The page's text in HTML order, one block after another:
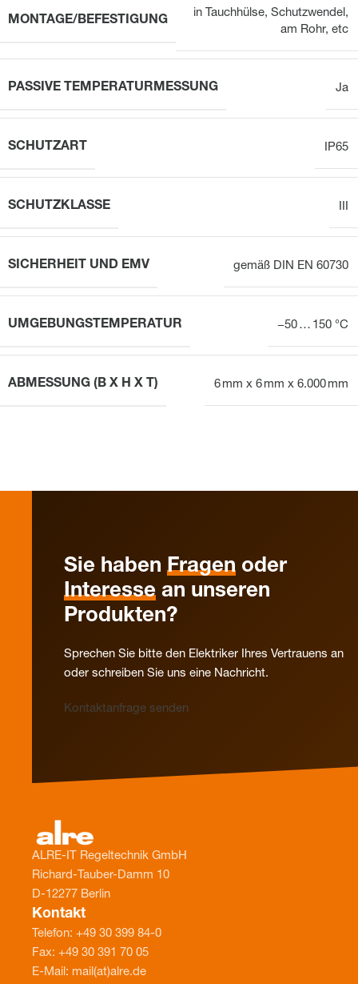
MONTAGE/BEFESTIGUNG
in Tauchhülse, Schutzwendel,
am Rohr, etc
PASSIVE TEMPERATURMESSUNG Ja
SCHUTZART IP65
SCHUTZKLASSE
SICHERHEIT UND EMV gemäß DIN EN 60730
UMGEBUNGSTEMPERATUR −50 … 150 °C
ABMESSUNG (B X H X T) 6 mm x 6 mm x 6.000 mm
Sie haben Fragen oder
Interesse an unseren
Produkten?
Sprechen Sie bitte den Elektriker Ihres Vertrauens an
oder schreiben Sie uns eine Nachricht.
Kontaktanfrage senden
ALRE-IT Regeltechnik GmbH
Richard-Tauber-Damm 10
D-12277 Berlin
Kontakt
Telefon: +49 30 399 84-0
Fax: +49 30 391 70 05
E-Mail: mail(at)alre.de